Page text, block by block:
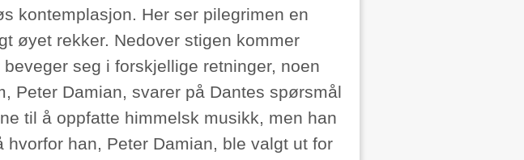
kontemplasjon. Her ser pilegrimen en
øyet rekker. Nedover stigen kommer
seg i forskjellige retninger, noen
Peter Damian, svarer på Dantes spørsmål
til å oppfatte himmelsk musikk, men han
han, Peter Damian, ble valgt ut for